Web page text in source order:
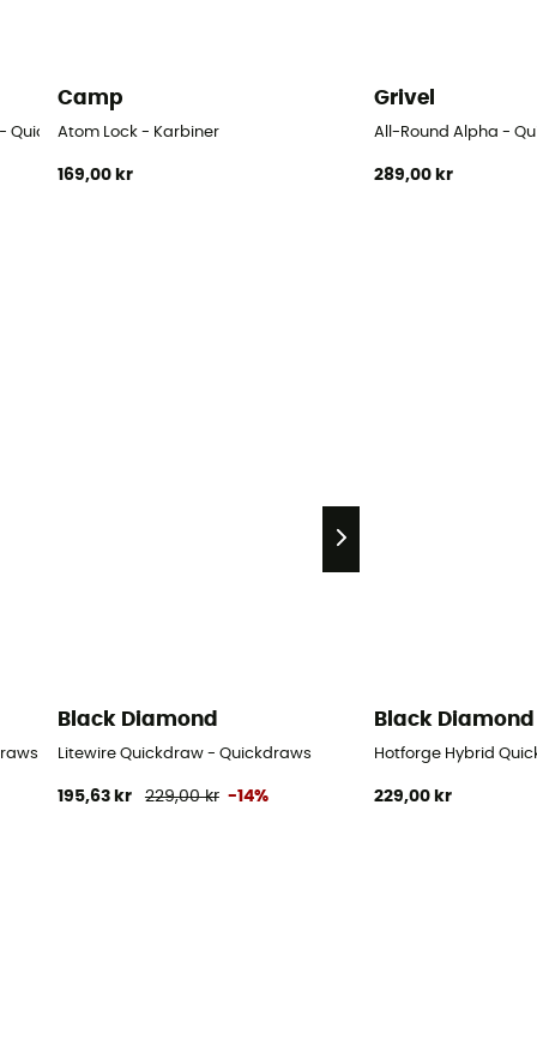
Quickdraws
Camp
Atom Lock - Karbiner
169,00 kr
Grivel
All-Round Alpha -
289,00 kr
Black Diamond
Litewire Quickdraw - Quickdraws
195,63 kr 229,00 kr -14%
Black Diamond
Hotforge Hybrid
229,00 kr